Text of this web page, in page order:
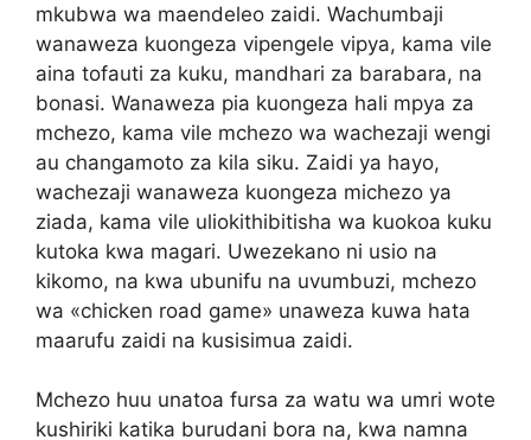
mkubwa wa maendeleo zaidi. Wachumbaji
wanaweza kuongeza vipengele vipya, kama vile
aina tofauti za kuku, mandhari za barabara, na
bonasi. Wanaweza pia kuongeza hali mpya za
mchezo, kama vile mchezo wa wachezaji wengi
au changamoto za kila siku. Zaidi ya hayo,
wachezaji wanaweza kuongeza michezo ya
ziada, kama vile uliokithibitisha wa kuokoa kuku
kutoka kwa magari. Uwezekano ni usio na
kikomo, na kwa ubunifu na uvumbuzi, mchezo
wa «chicken road game» unaweza kuwa hata
maarufu zaidi na kusisimua zaidi.
Mchezo huu unatoa fursa za watu wa umri wote
kushiriki katika burudani bora na, kwa namna